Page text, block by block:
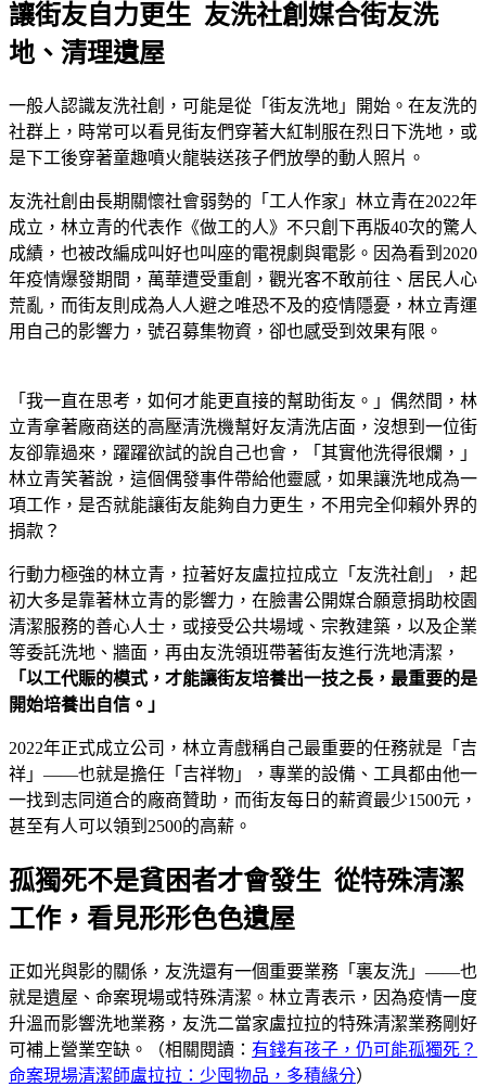
讓街友自力更生 友洗社創媒合街友洗
地、清理遺屋
一般人認識友洗社創，可能是從「街友洗地」開始。在友洗的
社群上，時常可以看見街友們穿著大紅制服在烈日下洗地，或
是下工後穿著童趣噴火龍裝送孩子們放學的動人照片。
友洗社創由長期關懷社會弱勢的「工人作家」林立青在2022年
成立，林立青的代表作《做工的人》不只創下再版40次的驚人
成績，也被改編成叫好也叫座的電視劇與電影。因為看到2020
年疫情爆發期間，萬華遭受重創，觀光客不敢前往、居民人心
荒亂，而街友則成為人人避之唯恐不及的疫情隱憂，林立青運
用自己的影響力，號召募集物資，卻也感受到效果有限。
「我一直在思考，如何才能更直接的幫助街友。」偶然間，林
立青拿著廠商送的高壓清洗機幫好友清洗店面，沒想到一位街
友卻靠過來，躍躍欲試的說自己也會，「其實他洗得很爛，」
林立青笑著說，這個偶發事件帶給他靈感，如果讓洗地成為一
項工作，是否就能讓街友能夠自力更生，不用完全仰賴外界的
捐款？
行動力極強的林立青，拉著好友盧拉拉成立「友洗社創」，起
初大多是靠著林立青的影響力，在臉書公開媒合願意捐助校園
清潔服務的善心人士，或接受公共場域、宗教建築，以及企業
等委託洗地、牆面，再由友洗領班帶著街友進行洗地清潔，
「以工代賑的模式，才能讓街友培養出一技之長，最重要的是
開始培養出自信。」
2022年正式成立公司，林立青戲稱自己最重要的任務就是「吉
祥」——也就是擔任「吉祥物」，專業的設備、工具都由他一
一找到志同道合的廠商贊助，而街友每日的薪資最少1500元，
甚至有人可以領到2500的高薪。
孤獨死不是貧困者才會發生 從特殊清潔
工作，看見形形色色遺屋
正如光與影的關係，友洗還有一個重要業務「裏友洗」——也
就是遺屋、命案現場或特殊清潔。林立青表示，因為疫情一度
升溫而影響洗地業務，友洗二當家盧拉拉的特殊清潔業務剛好
可補上營業空缺。（相關閱讀： 有錢有孩子，仍可能孤獨死？
命案現場清潔師盧拉拉：少囤物品，多積緣分）